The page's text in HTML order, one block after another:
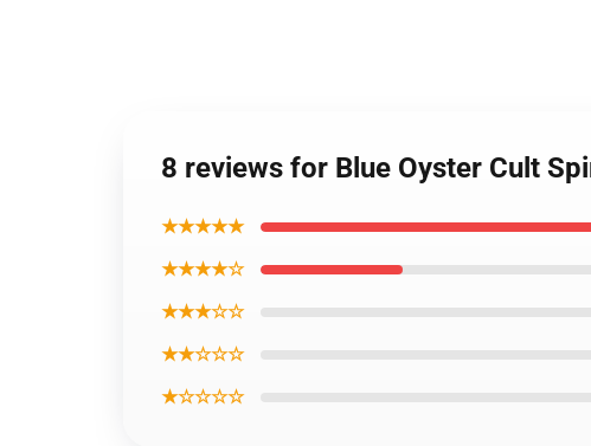
8 reviews for Blue Oyster Cult
★★★★★
★★★★☆
★★★☆☆
★★☆☆☆
★☆☆☆☆